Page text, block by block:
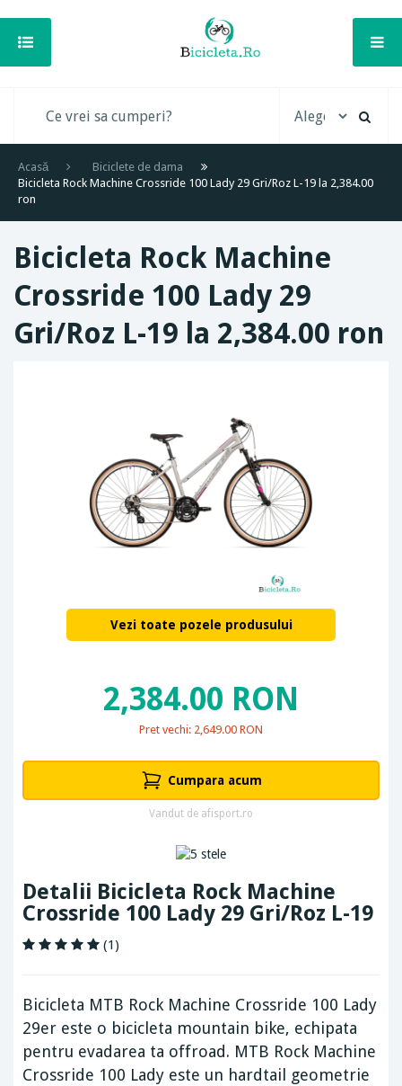
Acasă
Biciclete de dama
Bicicleta Rock Machine Crossride 100 Lady 29 Gri/Roz L-19 la 2,384.00
ron
Bicicleta Rock Machine
Crossride 100 Lady 29
Gri/Roz L-19 la 2,384.00 ron
Vezi toate pozele produsului
2,384.00 RON
Pret vechi: 2,649.00 RON
Cumpara acum
Vandut de afisport.ro
Detalii Bicicleta Rock Machine
Crossride 100 Lady 29 Gri/Roz L-19
(1)
Bicicleta MTB Rock Machine Crossride 100 Lady
29er este o bicicleta mountain bike, echipata
pentru evadarea ta offroad. MTB Rock Machine
Crossride 100 Lady este un hardtail geometrie